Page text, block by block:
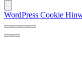
WordPress Cookie